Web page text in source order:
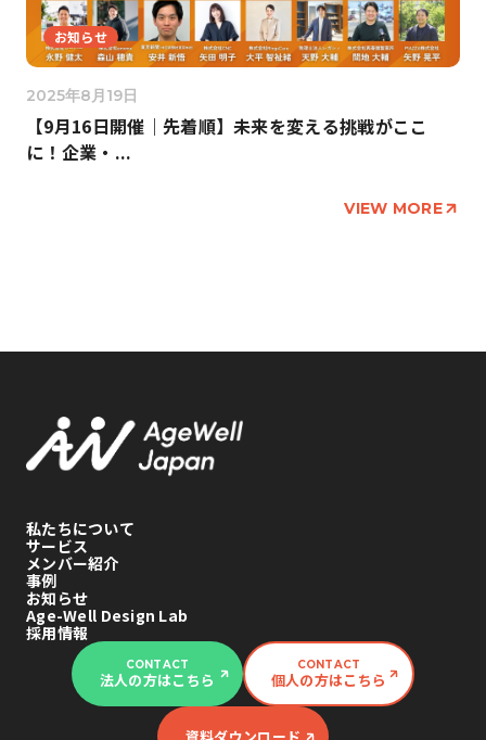
お知らせ
2025年8月19日
【9月16日開催｜先着順】未来を変える挑戦がここ
に！企業・...
VIEW MORE
私たちについて
サービス
メンバー紹介
事例
お知らせ
Age-Well Design Lab
採用情報
CONTACT
法人の方はこちら
CONTACT
個人の方はこちら